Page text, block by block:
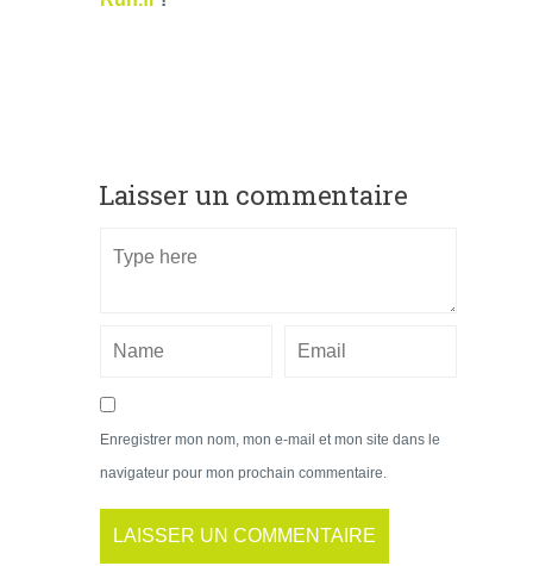
Laisser un commentaire
Enregistrer mon nom, mon e-mail et mon site dans le
navigateur pour mon prochain commentaire.